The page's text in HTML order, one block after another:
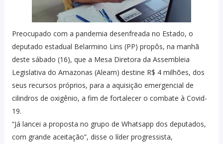
Preocupado com a pandemia desenfreada no Estado, o
deputado estadual Belarmino Lins (PP) propôs, na manhã
deste sábado (16), que a Mesa Diretora da Assembleia
Legislativa do Amazonas (Aleam) destine R$ 4 milhões, dos
seus recursos próprios, para a aquisição emergencial de
cilindros de oxigênio, a fim de fortalecer o combate à Covid-
19.
“Já lancei a proposta no grupo de Whatsapp dos deputados,
com grande aceitação”, disse o líder progressista,